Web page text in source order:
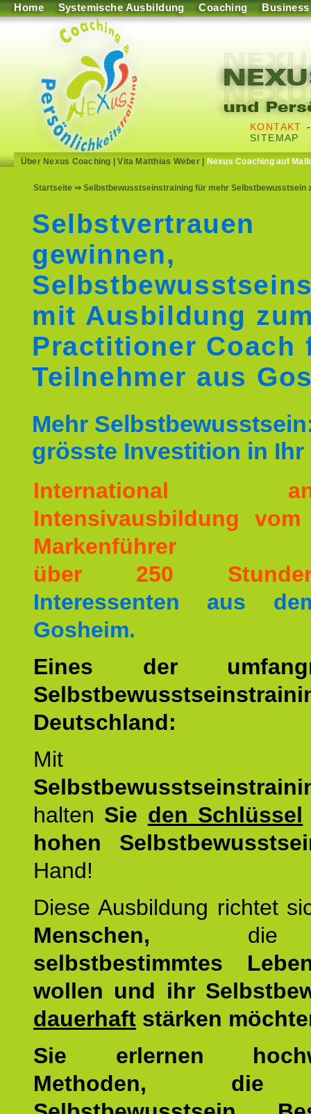
Home Systemische Ausbildung Coaching Business
KONTAKT
SITEMAP
Über Nexus Coaching |Vita Matthias Weber| Nexus Coaching auf
Startseite ⇒ Selbstbewusstseinstraining für mehr Selbstbewusstsein
Selbstvertrauen
gewinnen,
mit Ausbildung
Practitioner Coach
Teilnehmer aus
Mehr
grösste Investition in Ihr
International
Intensivausbildung vom
Markenführer
über 250
Interessenten aus
Gosheim.
Eines der
Deutschland:
Mit
halten Sie den Schlüssel
hohen
Hand!
Diese Ausbildung richtet
Menschen,
selbstbestimmtes
wollen und ihr
dauerhaft stärken
Sie erlernen
Methoden, die